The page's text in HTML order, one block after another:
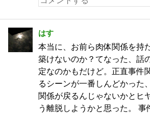
はす
本当に、お前ら肉体関係を持
築けないのか？てなった、話
定なのかもだけど。正直事件
るシーンが一番しんどかった
関係が戻るんじゃないかとヒ
う離脱しようかと思った。 事